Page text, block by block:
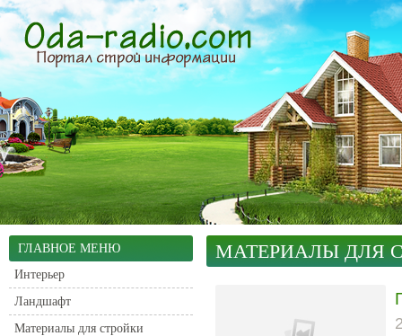
ГЛАВНОЕ МЕНЮ
Интерьер
Ландшафт
Материалы для стройки
МАТЕРИАЛЫ ДЛЯ